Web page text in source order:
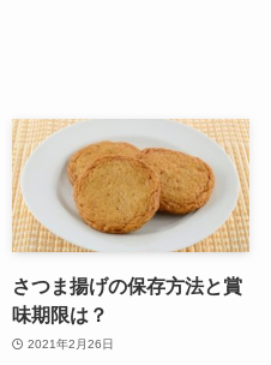
さつま揚げの保存方法と賞
味期限は？
2021年2月26日